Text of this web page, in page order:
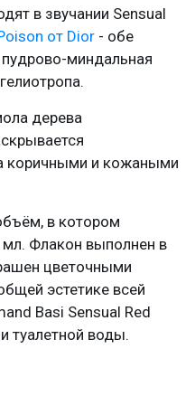
в звучании Sensual
от Dior - обе
миндальная
дерева
коричными и кожаными
в котором
мл. Флакон выполнен в
цветочными
эстетике всей
Basi Sensual Red
туалетной воды.